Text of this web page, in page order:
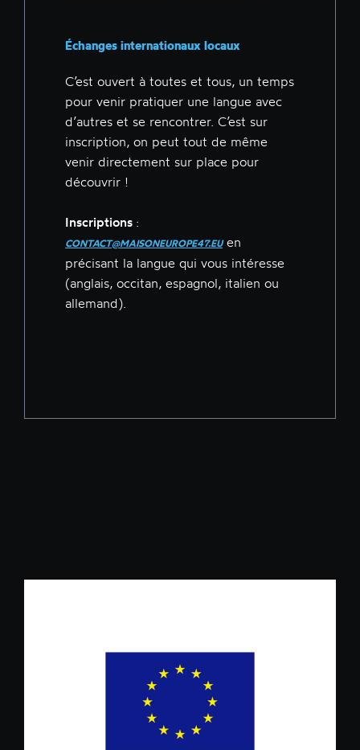
Échanges internationaux locaux
C’est ouvert à toutes et tous, un temps
pour venir pratiquer une langue avec
d’autres et se rencontrer. C’est sur
inscription, on peut tout de même
venir directement sur place pour
découvrir !
Inscriptions :
CONTACT@MAISONEUROPE47.EUen
précisant la langue qui vous intéresse
(anglais, occitan, espagnol, italien ou
allemand).